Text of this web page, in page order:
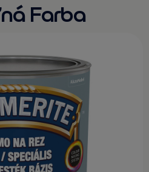
Farba